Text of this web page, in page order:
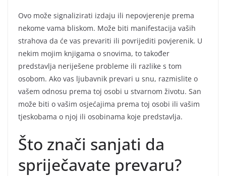
Ovo može signalizirati izdaju ili nepovjerenje prema
nekome vama bliskom. Može biti manifestacija vaših
strahova da će vas prevariti ili povrijediti povjerenik. U
nekim mojim knjigama o snovima, to također
predstavlja neriješene probleme ili razlike s tom
osobom. Ako vas ljubavnik prevari u snu, razmislite o
vašem odnosu prema toj osobi u stvarnom životu. San
može biti o vašim osjećajima prema toj osobi ili vašim
tjeskobama o njoj ili osobinama koje predstavlja.
Što znači sanjati da
spriječavate prevaru?